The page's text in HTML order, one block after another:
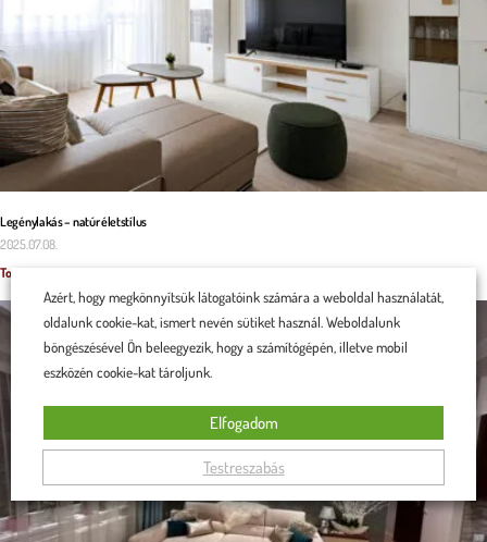
Legénylakás – natúr életstílus
2025.07.08.
Tovább olvasom »
Azért, hogy megkönnyítsük látogatóink számára a weboldal használatát,
oldalunk cookie-kat, ismert nevén sütiket használ. Weboldalunk
böngészésével Ön beleegyezik, hogy a számítógépén, illetve mobil
eszközén cookie-kat tároljunk.
Testreszabás
Elfogadom